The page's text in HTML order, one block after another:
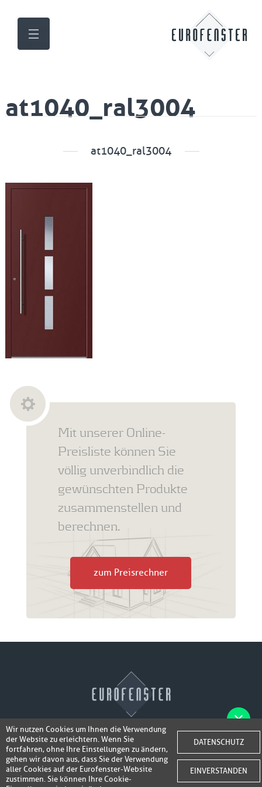
at1040_ral3004
at1040_ral3004
Wir nutzen Cookies um Ihnen die Verwendung
der Website zu erleichtern. Wenn Sie
fortfahren, ohne Ihre Einstellungen zu ändern,
gehen wir davon aus, dass Sie der Verwendung
aller Cookies auf der Eurofenster-Website
zustimmen. Sie können Ihre Cookie-
DATENSCHUTZ
EINVERSTANDEN
Fotos der Fenster/Elemente per WhatsApp
senden und ein Super-Angebotinkl. 50,-
bis 100,- EURGutschrift erhalten!
Mit unserer Online-
Preisliste können Sie
völlig unverbindlich die
gewünschten Produkte
zusammenstellen und
berechnen.
zum Preisrechner
© 2026 Eurofenster
Webdesign byWebidea Advance